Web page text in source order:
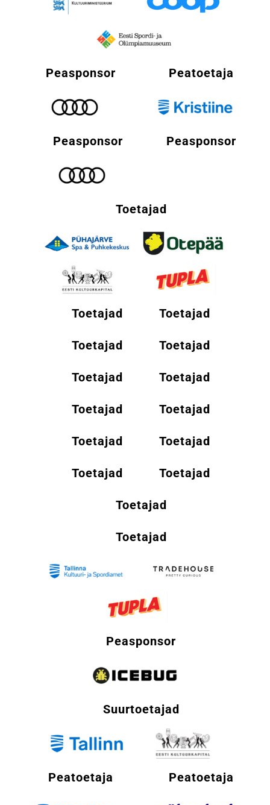
Peasponsor Peatoetaja
Peasponsor Peasponsor
Toetajad
Toetajad Toetajad
Toetajad Toetajad
Toetajad Toetajad
Toetajad Toetajad
Toetajad Toetajad
Toetajad Toetajad
Toetajad
Toetajad
Peasponsor
Suurtoetajad
Peatoetaja Peatoetaja